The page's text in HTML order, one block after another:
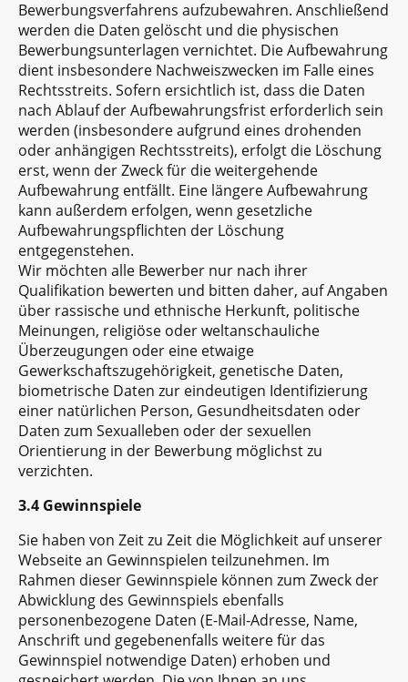
Bewerbungsverfahrens aufzubewahren. Anschließend
werden die Daten gelöscht und die physischen
Bewerbungsunterlagen vernichtet. Die Aufbewahrung
dient insbesondere Nachweiszwecken im Falle eines
Rechtsstreits. Sofern ersichtlich ist, dass die Daten
nach Ablauf der Aufbewahrungsfrist erforderlich sein
werden (insbesondere aufgrund eines drohenden
oder anhängigen Rechtsstreits), erfolgt die Löschung
erst, wenn der Zweck für die weitergehende
Aufbewahrung entfällt. Eine längere Aufbewahrung
kann außerdem erfolgen, wenn gesetzliche
Aufbewahrungspflichten der Löschung
entgegenstehen.
Wir möchten alle Bewerber nur nach ihrer
Qualifikation bewerten und bitten daher, auf Angaben
über rassische und ethnische Herkunft, politische
Meinungen, religiöse oder weltanschauliche
Überzeugungen oder eine etwaige
Gewerkschaftszugehörigkeit, genetische Daten,
biometrische Daten zur eindeutigen Identifizierung
einer natürlichen Person, Gesundheitsdaten oder
Daten zum Sexualleben oder der sexuellen
Orientierung in der Bewerbung möglichst zu
verzichten.
3.4 Gewinnspiele
Sie haben von Zeit zu Zeit die Möglichkeit auf unserer
Webseite an Gewinnspielen teilzunehmen. Im
Rahmen dieser Gewinnspiele können zum Zweck der
Abwicklung des Gewinnspiels ebenfalls
personenbezogene Daten (E-Mail-Adresse, Name,
Anschrift und gegebenenfalls weitere für das
Gewinnspiel notwendige Daten) erhoben und